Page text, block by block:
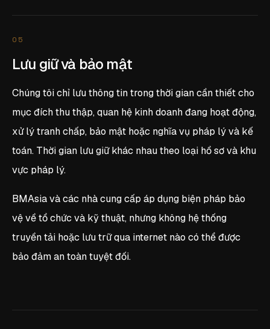
05
Lưu giữ và bảo mật
Chúng tôi chỉ lưu thông tin trong thời gian cần thiết cho
mục đích thu thập, quan hệ kinh doanh đang hoạt động,
xử lý tranh chấp, bảo mật hoặc nghĩa vụ pháp lý và kế
toán. Thời gian lưu giữ khác nhau theo loại hồ sơ và khu
vực pháp lý.
BMAsia và các nhà cung cấp áp dụng biện pháp bảo
vệ về tổ chức và kỹ thuật, nhưng không hệ thống
truyền tải hoặc lưu trữ qua internet nào có thể được
bảo đảm an toàn tuyệt đối.